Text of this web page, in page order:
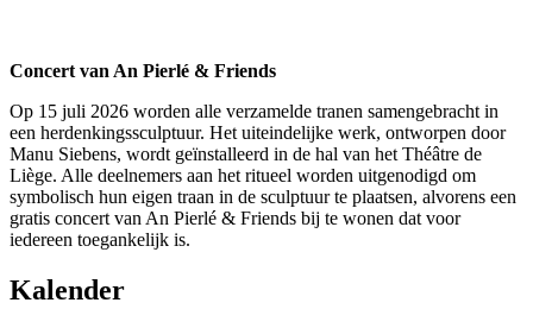
Concert van An Pierlé & Friends
Op 15 juli 2026 worden alle verzamelde tranen samengebracht in
een herdenkingssculptuur. Het uiteindelijke werk, ontworpen door
Manu Siebens, wordt geïnstalleerd in de hal van het Théâtre de
Liège. Alle deelnemers aan het ritueel worden uitgenodigd om
symbolisch hun eigen traan in de sculptuur te plaatsen, alvorens een
gratis concert van An Pierlé & Friends bij te wonen dat voor
iedereen toegankelijk is.
Kalender